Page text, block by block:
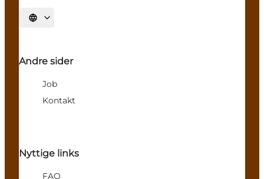
Sprache auswählen
Andre sider
Job
Kontakt
Nyttige links
FAQ